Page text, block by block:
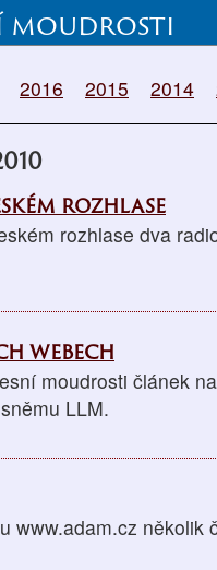
moudrosti
2016 2015 2014
rozhlase
rozhlase dva
webech
moudrosti článek
LLM.
www.adam.cz několik